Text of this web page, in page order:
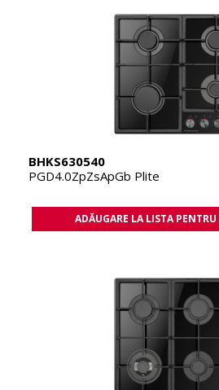
BHKS630540
PGD4.0ZpZsApGb Plite
ADĂUGARE LA LISTA